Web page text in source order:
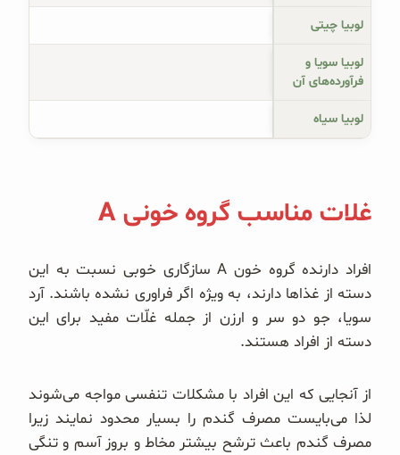
لوبیا چیتی
لوبیا سویا و
فرآورده‌های آن
لوبیا سیاه
غلات مناسب گروه خونی A
افراد دارنده گروه خون A سازگاری خوبی نسبت به این
دسته از غذاها دارند، به ویژه اگر فراوری نشده باشند. آرد
سویا، جو دو سر و ارزن از جمله غلّات مفید برای این
دسته از افراد هستند.
از آنجایی که این افراد با مشکلات تنفسی مواجه می‌شوند
لذا می‌بایست مصرف گندم را بسیار محدود نمایند زیرا
مصرف گندم باعث ترشح بیشتر مخاط و بروز آسم و تنگی